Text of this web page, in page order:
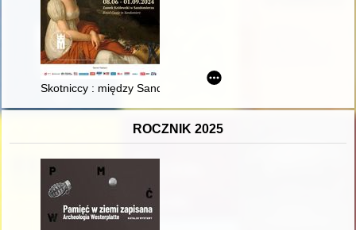
Skotniccy : między Sandomierzem, Florencją a Krakowem
ROCZNIK 2025